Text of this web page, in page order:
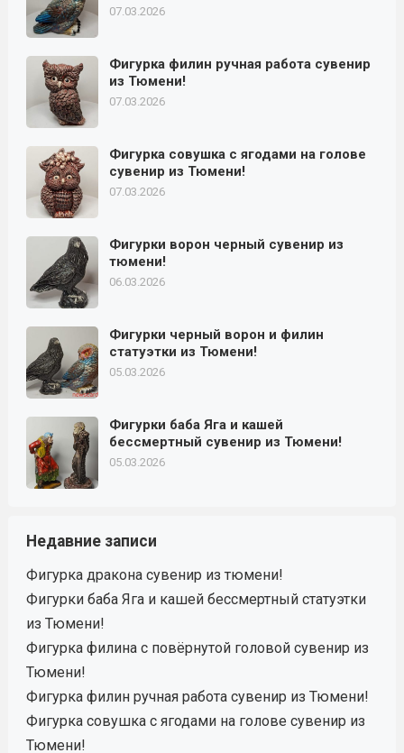
07.03.2026
Фигурка филин ручная работа сувенир
из Тюмени!
07.03.2026
Фигурка совушка с ягодами на голове
сувенир из Тюмени!
07.03.2026
Фигурки ворон черный сувенир из
тюмени!
06.03.2026
Фигурки черный ворон и филин
статуэтки из Тюмени!
05.03.2026
Фигурки баба Яга и кашей
бессмертный сувенир из Тюмени!
05.03.2026
Недавние записи
Фигурка дракона сувенир из тюмени!
Фигурки баба Яга и кашей бессмертный статуэтки
из Тюмени!
Фигурка филина с повёрнутой головой сувенир из
Тюмени!
Фигурка филин ручная работа сувенир из Тюмени!
Фигурка совушка с ягодами на голове сувенир из
Тюмени!